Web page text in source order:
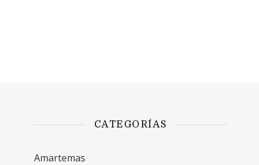
CATEGORÍAS
Amartemas